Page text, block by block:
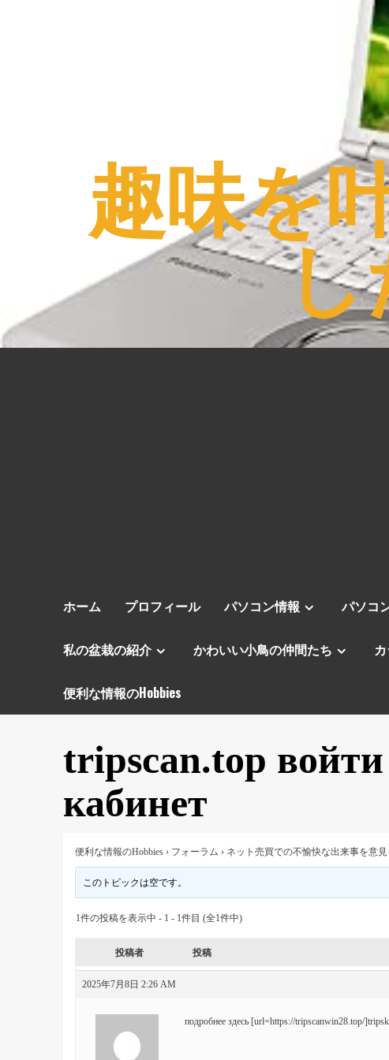
趣味を
ホーム プロフィール パソコン情報 パソコ
私の盆栽の紹介 かわいい小鳥の仲間たち
便利な情報のHobbies
tripscan.top
кабинет
便利な情報のHobbies › フォーラム › ネット売買での不愉快な出来事を意見
このトピックは空です。
1件の投稿を表示中 - 1 - 1件目 (全1件中)
投稿者 投稿
2025年7月8日 2:26 AM
подробнее здесь [url=https://tripscanwin28.top/